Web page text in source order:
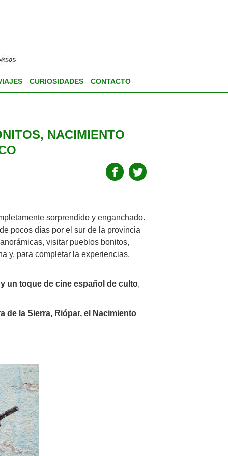
CURIOSIDADES CONTACTO
NACIMIENTO
sorprendido y enganchado.
pocos días por el sur de la provincia
visitar pueblos bonitos,
y, para completar la experiencias,
un toque de cine español de culto,
de la Sierra, Riópar, el Nacimiento